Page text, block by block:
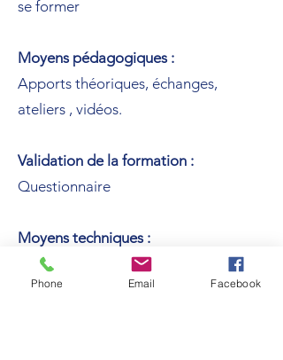
se former
Moyens pédagogiques :
Apports théoriques, échanges,
ateliers , vidéos.
Validation de la formation :
Questionnaire
Moyens techniques :
Vidéoprojecteur ou à distance par
visio
Phone Email Facebook